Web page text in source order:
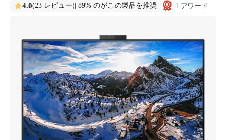
4.0(23 レビュー) | 89% のがこの製品を推奨 1 アワード